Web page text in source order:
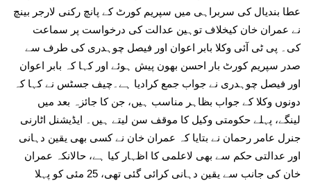
عطا بندیال کی سربراہی میں سپریم کورٹ کے پانچ رکنی لارجر بینچ
نے عمران خان کیخلاف توہین عدالت کی درخواست پر سماعت
کی۔ پی ٹی آئی وکلا بابر اعوان اور فیصل چوہدری کی طرف سے
صدر سپریم کورٹ بار احسن بھون پیش ہوئے اور کہا کہ بابر اعوان
اور فیصل چوہدری نے جواب جمع کرادیا ہے۔چیف جسٹس نے کہا کہ
دونوں وکلا کے جواب بظاہر مناسب ہیں، جن کا جائزہ بعد میں
لینگے، پہلے حکومتی وکیل کا موقف سن لیتے ہیں۔ ایڈیشنل اٹارنی
جنرل عامر رحمان نے بتایا کہ عمران خان نے کسی بھی یقین دہانی
اور عدالتی حکم سے بھی لاعلمی کا اظہار کیا ہے، حالانکہ عمران
خان کی جانب سے یقین دہانی کرائی گئی تھی، 25 مئی کو پہلا